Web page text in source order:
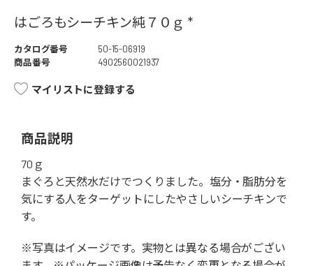
はごろもシーチキン純７０ｇ *
カタログ番号
50-15-06919
商品番号
4902560021937
マイリストに登録する
商品説明
70ｇ
まぐろと天然水だけでつくりました。塩分・脂肪分を
気にする人をターゲットにしたやさしいシーチキンで
す。
※写真はイメージです。実物とは異なる場合がござい